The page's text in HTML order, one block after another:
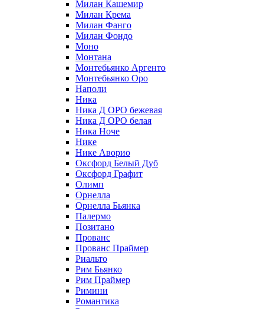
Милан Кашемир
Милан Крема
Милан Фанго
Милан Фондо
Моно
Монтана
Монтебьянко Аргенто
Монтебьянко Оро
Наполи
Ника
Ника Д ОРО бежевая
Ника Д ОРО белая
Ника Ноче
Нике
Нике Аворио
Оксфорд Белый Дуб
Оксфорд Графит
Олимп
Орнелла
Орнелла Бьянка
Палермо
Позитано
Прованс
Прованс Праймер
Риальто
Рим Бьянко
Рим Праймер
Римини
Романтика